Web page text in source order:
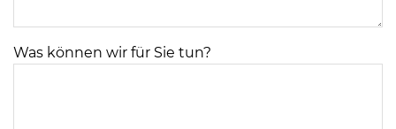
Was können wir für Sie tun?